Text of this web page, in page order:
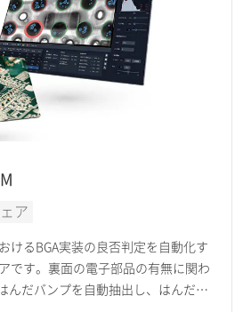
ア
けるBGA実装の良否判定を自動化す
です。裏面の電子部品の有無に関わ
んだバンプを自動抽出し、はんだバ